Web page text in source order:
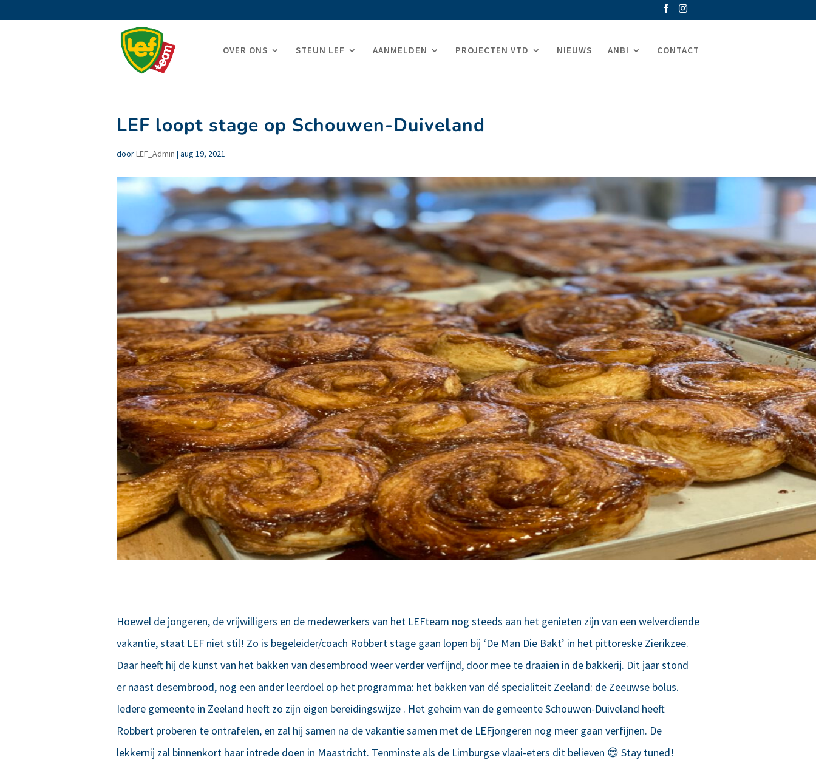
OVER ONS STEUN LEF AANMELDEN PROJECTEN VTD NIEUWS ANBI CONTACT
LEF loopt stage op Schouwen-Duiveland
doorLEF_Admin | aug 19, 2021
Hoewel de jongeren, de vrijwilligers en de medewerkers van het LEFteam nog steeds aan het genieten zijn van een welverdiende
vakantie, staat LEF niet stil! Zo is begeleider/coach Robbert stage gaan lopen bij ‘De Man Die Bakt’ in het pittoreske Zierikzee.
Daar heeft hij de kunst van het bakken van desembrood weer verder verfijnd, door mee te draaien in de bakkerij. Dit jaar stond
er naast desembrood, nog een ander leerdoel op het programma: het bakken van dé specialiteit Zeeland: de Zeeuwse bolus.
Iedere gemeente in Zeeland heeft zo zijn eigen bereidingswijze . Het geheim van de gemeente Schouwen-Duiveland heeft
Robbert proberen te ontrafelen, en zal hij samen na de vakantie samen met de LEFjongeren nog meer gaan verfijnen. De
lekkernij zal binnenkort haar intrede doen in Maastricht. Tenminste als de Limburgse vlaai-eters dit believen 😊 Stay tuned!